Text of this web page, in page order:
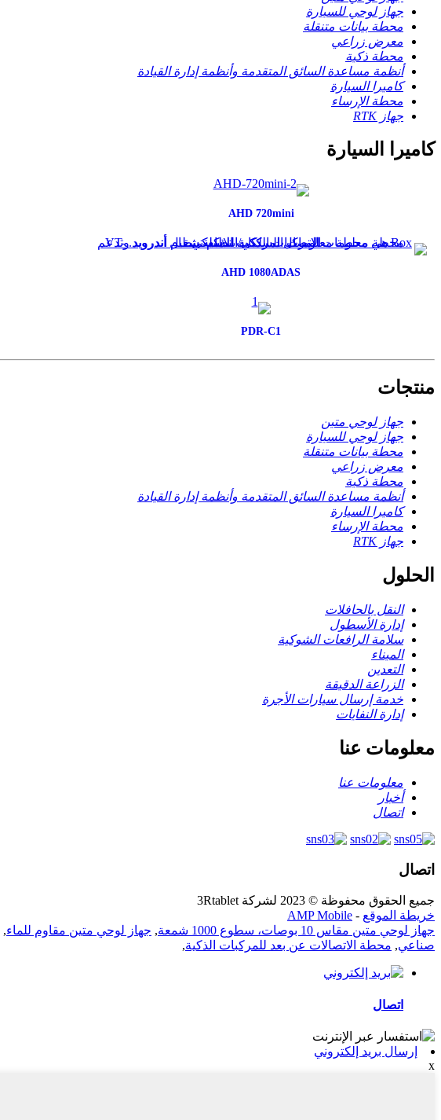
جهاز لوحي للسيارة
محطة بيانات متنقلة
معرض زراعي
محطة ذكية
أنظمة مساعدة السائق المتقدمة وأنظمة إدارة القيادة
كاميرا السيارة
محطة الإرساء
جهاز RTK
كاميرا السيارة
AHD 720mini
AHD 1080ADAS
PDR-C1
منتجات
جهاز لوحي متين
جهاز لوحي للسيارة
محطة بيانات متنقلة
معرض زراعي
محطة ذكية
أنظمة مساعدة السائق المتقدمة وأنظمة إدارة القيادة
كاميرا السيارة
محطة الإرساء
جهاز RTK
الحلول
النقل بالحافلات
إدارة الأسطول
سلامة الرافعات الشوكية
الميناء
التعدين
الزراعة الدقيقة
خدمة إرسال سيارات الأجرة
إدارة النفايات
معلومات عنا
معلومات عنا
أخبار
اتصال
اتصال
جميع الحقوق محفوظة © 2023 لشركة 3Rtablet
خريطة الموقع -
AMP Mobile
جهاز لوحي متين مقاس 10 بوصات، سطوع 1000 شمعة
, جهاز لوحي متين مقاوم للماء,
صناعي, محطة الاتصالات عن بعد للمركبات الذكية,
اتصال
إرسال بريد إلكتروني
x